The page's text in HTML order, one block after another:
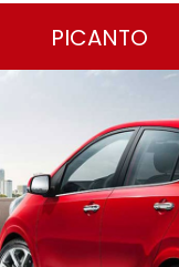
PICANTO